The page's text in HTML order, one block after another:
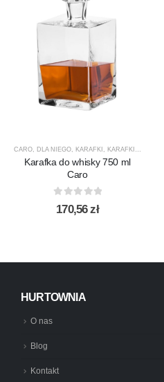
CARO, DLA NIEGO, KARAFKI , KARAFKI DO WHISKY
Karafka do whisky 750 ml
Caro
out of 5
170,56zł
HURTOWNIA
O nas
Blog
Kontakt